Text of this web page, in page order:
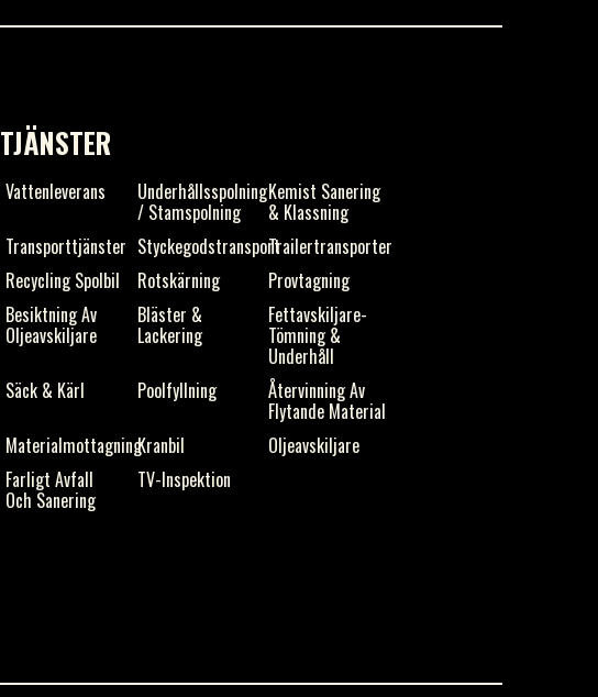
TJÄNSTER
Vattenleverans Underhållsspolning
/ Stamspolning
Kemist Sanering
& Klassning
Transporttjänster StyckegodstransportTrailertransporter
Recycling Spolbil
Rotskärning
Provtagning
Besiktning Av
Oljeavskiljare
Bläster &
Lackering
Fettavskiljare-
Tömning &
Underhåll
Säck & Kärl
Poolfyllning Återvinning Av
Flytande Material
MaterialmottagningKranbil
Oljeavskiljare
Farligt Avfall
Och Sanering
TV-Inspektion